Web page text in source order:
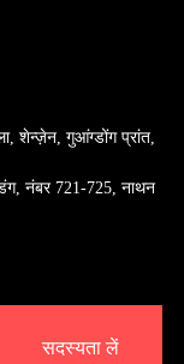
शेन्ज़ेन, गुआंग्डोंग प्रांत,
नंबर 721-725, नाथन
सदस्यता लें